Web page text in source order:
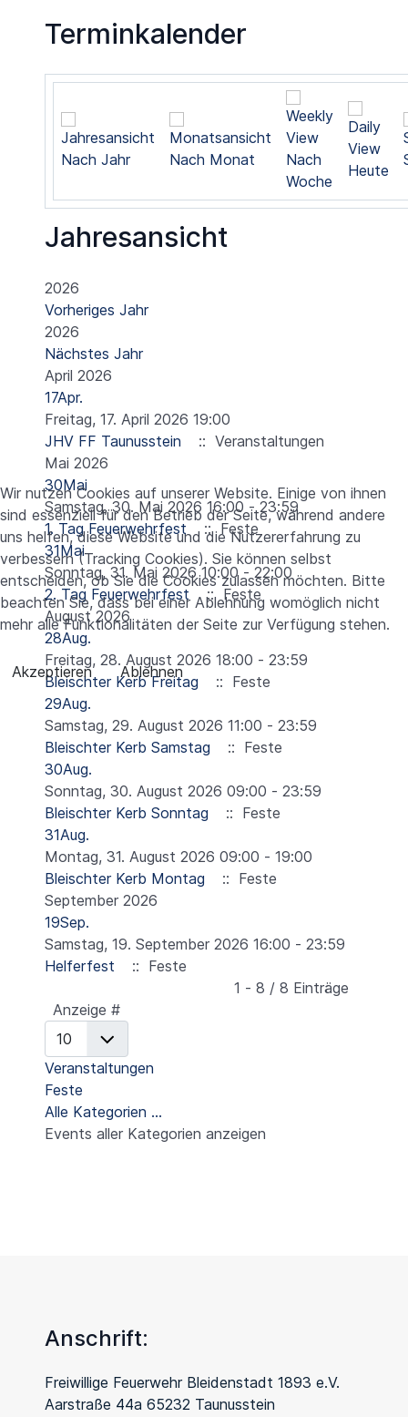
Terminkalender
Nach Jahr Nach Monat
Nach
Woche
Heute
Jahresansicht
2026
Vorheriges Jahr
2026
Nächstes Jahr
April 2026
17Apr.
Freitag, 17. April 2026 19:00
JHV FF Taunusstein
:: Veranstaltungen
Mai 2026
30Mai
Samstag, 30. Mai 2026 16:00 - 23:59
1. Tag Feuerwehrfest
:: Feste
31Mai
Sonntag, 31. Mai 2026 10:00 - 22:00
2. Tag Feuerwehrfest :: Feste
August 2026
28Aug.
Freitag, 28. August 2026 18:00 - 23:59
Bleischter Kerb Freitag
:: Feste
29Aug.
Samstag, 29. August 2026 11:00 - 23:59
Bleischter Kerb Samstag
:: Feste
30Aug.
Sonntag, 30. August 2026 09:00 - 23:59
Bleischter Kerb Sonntag
:: Feste
31Aug.
Montag, 31. August 2026 09:00 - 19:00
Bleischter Kerb Montag
:: Feste
September 2026
19Sep.
Samstag, 19. September 2026 16:00 - 23:59
Helferfest
:: Feste
1 - 8 / 8 Einträge
Anzeige #
Veranstaltungen
Feste
Alle Kategorien ...
Events aller Kategorien anzeigen
Anschrift:
Freiwillige Feuerwehr Bleidenstadt 1893 e.V.
Aarstraße 44a 65232 Taunusstein
Wir nutzen Cookies auf unserer Website. Einige von ihnen
sind essenziell für den Betrieb der Seite, während andere
uns helfen, diese Website und die Nutzererfahrung zu
verbessern (Tracking Cookies). Sie können selbst
entscheiden, ob Sie die Cookies zulassen möchten. Bitte
beachten Sie, dass bei einer Ablehnung womöglich nicht
mehr alle Funktionalitäten der Seite zur Verfügung stehen.
Akzeptieren Ablehnen